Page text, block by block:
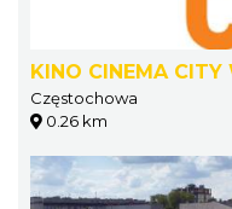
KINO CINEMA CITY
Częstochowa
0.26 km